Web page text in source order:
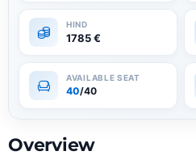
1785€
40/40
Overview